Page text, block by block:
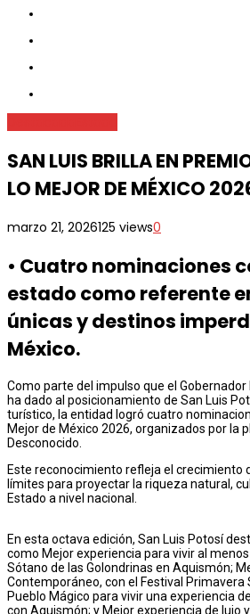
SAN LUIS BRILLA EN
LO MEJOR DE MÉXICO
marzo 21, 2026125 views0
•⁠ ⁠Cuatro nominaciones
estado como referente
únicas y destinos
México.
Como parte del impulso que el Gobernador
ha dado al posicionamiento de San Luis
turístico, la entidad logró cuatro
Mejor de México 2026, organizados por la
Desconocido.
Este reconocimiento refleja el crecimiento
límites para proyectar la riqueza natural,
Estado a nivel nacional.
En esta octava edición, San Luis Potosí
como Mejor experiencia para vivir al menos
Sótano de las Golondrinas en Aquismón;
Contemporáneo, con el Festival Primavera
Pueblo Mágico para vivir una experiencia
con Aquismón; y Mejor experiencia de lujo